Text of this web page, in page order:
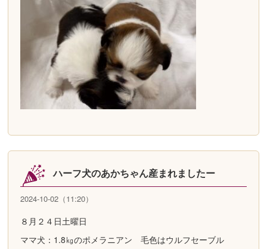
ハーフ犬のあかちゃん産まれましたー
2024-10-02（11:20）
８月２４日土曜日
ママ犬：1.8㎏のポメラニアン 毛色はウルフセーブル